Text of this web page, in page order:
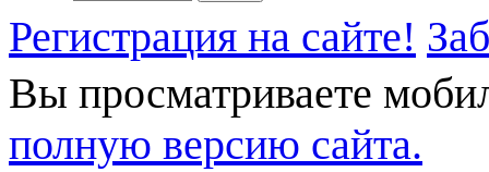
Регистрация на сайте!
Вы просматриваете
полную версию сайта.